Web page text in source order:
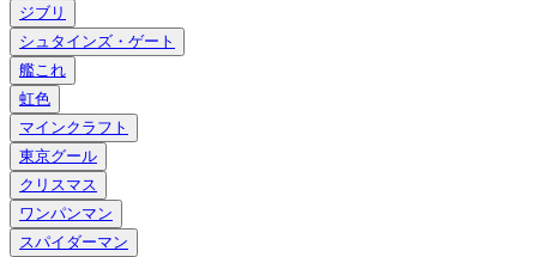
ジブリ
シュタインズ・ゲート
艦これ
虹色
マインクラフト
東京グール
クリスマス
ワンパンマン
スパイダーマン